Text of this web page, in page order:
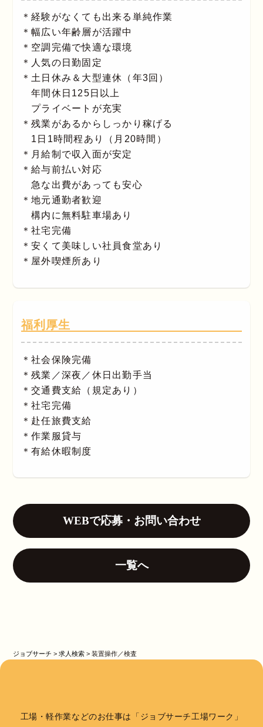
＊経験がなくても出来る単純作業
＊幅広い年齢層が活躍中
＊空調完備で快適な環境
＊人気の日勤固定
＊土日休み＆大型連休（年3回）
年間休日125日以上
プライベートが充実
＊残業があるからしっかり稼げる
1日1時間程あり（月20時間）
＊月給制で収入面が安定
＊給与前払い対応
急な出費があっても安心
＊地元通勤者歓迎
構内に無料駐車場あり
＊社宅完備
＊安くて美味しい社員食堂あり
＊屋外喫煙所あり
福利厚生
＊社会保険完備
＊残業／深夜／休日出勤手当
＊交通費支給（規定あり）
＊社宅完備
＊赴任旅費支給
＊作業服貸与
＊有給休暇制度
WEBで応募・お問い合わせ
一覧へ
ジョブサーチ >求人検索 >装置操作／検査
工場・軽作業などのお仕事は「ジョブサーチ工場ワーク」